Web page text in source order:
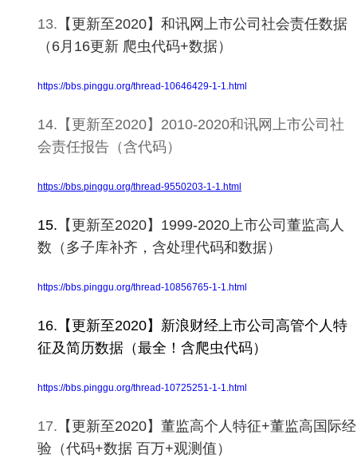
13. 【更新至2020】和讯网上市公司社会责任数据
（6月16更新 爬虫代码+数据）
https://bbs.pinggu.org/thread-10646429-1-1.html
14.【更新至2020】2010-2020和讯网上市公司社
会责任报告（含代码）
https://bbs.pinggu.org/thread-9550203-1-1.html
15. 【更新至2020】1999-2020上市公司董监高人
数（多子库补齐，含处理代码和数据）
https://bbs.pinggu.org/thread-10856765-1-1.html
16.【更新至2020】新浪财经上市公司高管个人特
征及简历数据（最全！含爬虫代码）
https://bbs.pinggu.org/thread-10725251-1-1.html
17. 【更新至2020】董监高个人特征+董监高国际经
验（代码+数据 百万+观测值）